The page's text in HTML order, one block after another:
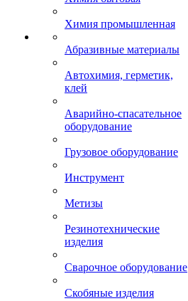
Химия промышленная
Абразивные материалы
Автохимия, герметик,
клей
Аварийно-спасательное
оборудование
Грузовое оборудование
Инструмент
Метизы
Резинотехнические
изделия
Сварочное оборудование
Скобяные изделия